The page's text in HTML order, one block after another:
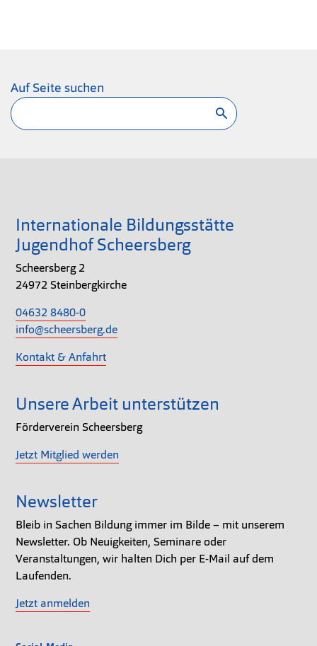
Auf Seite suchen
Suchen
Internationale Bildungsstätte
Jugendhof Scheersberg
Scheersberg 2
24972 Steinbergkirche
04632 8480-0
info@scheersberg.de
Kontakt & Anfahrt
Unsere Arbeit unterstützen
Förderverein Scheersberg
Jetzt Mitglied werden
Newsletter
Bleib in Sachen Bildung immer im Bilde – mit unserem
Newsletter. Ob Neuigkeiten, Seminare oder
Veranstaltungen, wir halten Dich per E-Mail auf dem
Laufenden.
Jetzt anmelden